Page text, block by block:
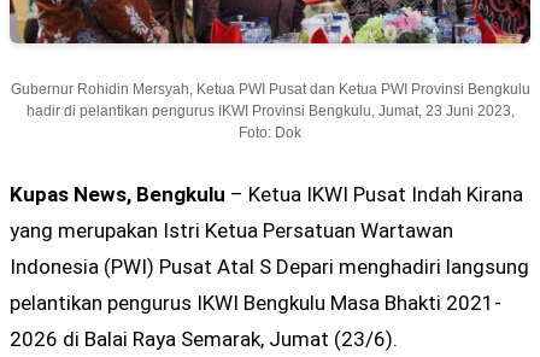
Gubernur Rohidin Mersyah, Ketua PWI Pusat dan Ketua PWI Provinsi Bengkulu
hadir di pelantikan pengurus IKWI Provinsi Bengkulu, Jumat, 23 Juni 2023,
Foto: Dok
Kupas News, Bengkulu – Ketua IKWI Pusat Indah Kirana
yang merupakan Istri Ketua Persatuan Wartawan
Indonesia (PWI) Pusat Atal S Depari menghadiri langsung
pelantikan pengurus IKWI Bengkulu Masa Bhakti 2021-
2026 di Balai Raya Semarak, Jumat (23/6).